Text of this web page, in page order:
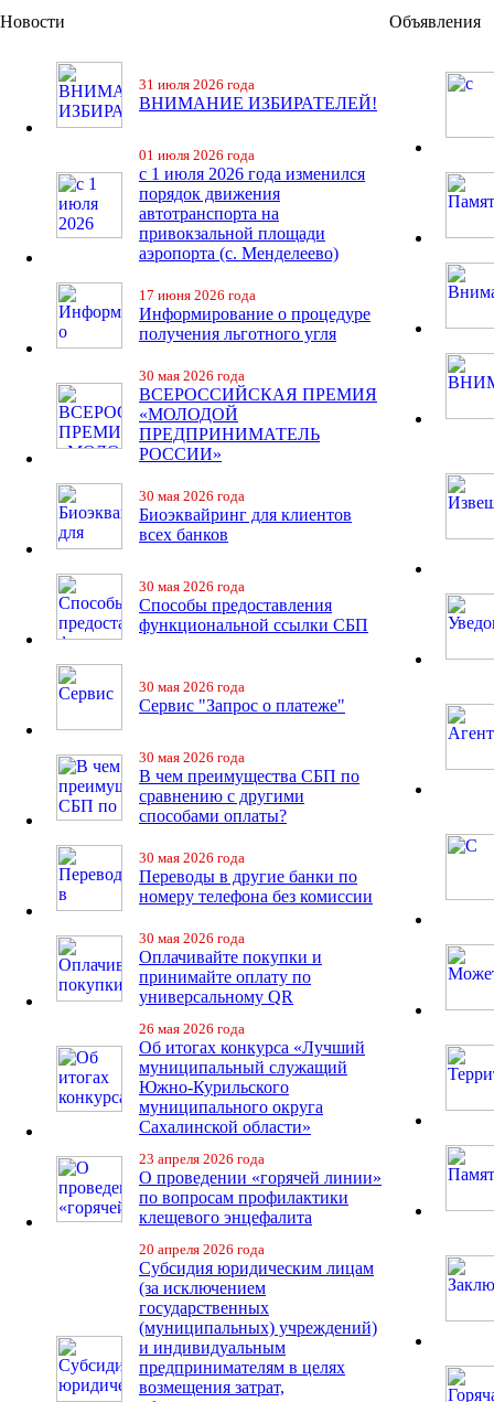
Новости
31 июля 2026 года
ВНИМАНИЕ ИЗБИРАТЕЛЕЙ!
01 июля 2026 года
с 1 июля 2026 года изменился
порядок движения
автотранспорта на
привокзальной площади
аэропорта (с. Менделеево)
17 июня 2026 года
Информирование о процедуре
получения льготного угля
30 мая 2026 года
ВСЕРОССИЙСКАЯ ПРЕМИЯ
«МОЛОДОЙ
ПРЕДПРИНИМАТЕЛЬ
РОССИИ»
30 мая 2026 года
Биоэквайринг для клиентов
всех банков
30 мая 2026 года
Способы предоставления
функциональной ссылки СБП
30 мая 2026 года
Сервис "Запрос о платеже"
30 мая 2026 года
В чем преимущества СБП по
сравнению с другими
способами оплаты?
30 мая 2026 года
Переводы в другие банки по
номеру телефона без комиссии
30 мая 2026 года
Оплачивайте покупки и
принимайте оплату по
универсальному QR
26 мая 2026 года
Об итогах конкурса «Лучший
муниципальный служащий
Южно-Курильского
муниципального округа
Сахалинской области»
23 апреля 2026 года
О проведении «горячей линии»
по вопросам профилактики
клещевого энцефалита
20 апреля 2026 года
Субсидия юридическим лицам
(за исключением
государственных
(муниципальных) учреждений)
и индивидуальным
предпринимателям в целях
возмещения затрат,
Объявления